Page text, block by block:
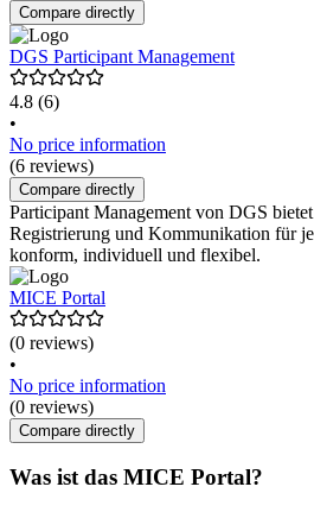
Compare directly
DGS Participant Management
4.8 (6)
•
No price information
(6 reviews)
Compare directly
Participant Management von DGS
Registrierung und Kommunikation für
konform, individuell und flexibel.
MICE Portal
(0 reviews)
•
No price information
(0 reviews)
Compare directly
Was ist das MICE Portal?